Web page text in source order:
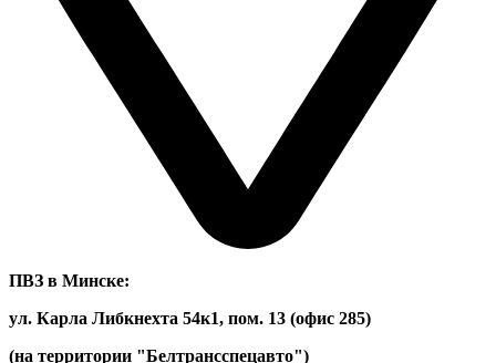
ПВЗ в Минске:
ул. Карла Либкнехта 54к1, пом. 13 (офис 285)
(на территории "Белтрансспецавто")